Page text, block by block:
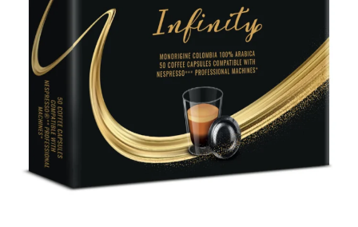
Capsule compatibile Bialetti
Capsule compatibile Beanz
Capsule compatibile Uno System
Capsule compatibile Caffitaly
PADURI CAFEA & MONODOZE
Paduri cafea ESE44
CAFEA BOABE
CAFEA MACINATA